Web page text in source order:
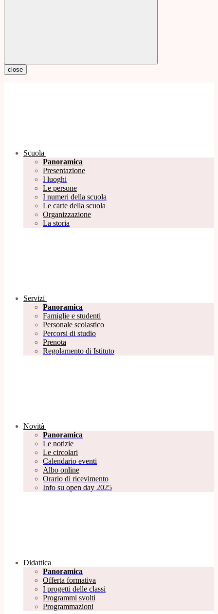
close
Scuola
Panoramica
Presentazione
I luoghi
Le persone
I numeri della scuola
Le carte della scuola
Organizzazione
La storia
Servizi
Panoramica
Famiglie e studenti
Personale scolastico
Percorsi di studio
Prenota
Regolamento di Istituto
Novità
Panoramica
Le notizie
Le circolari
Calendario eventi
Albo online
Orario di ricevimento
Info su open day 2025
Didattica
Panoramica
Offerta formativa
I progetti delle classi
Programmi svolti
Programmazioni